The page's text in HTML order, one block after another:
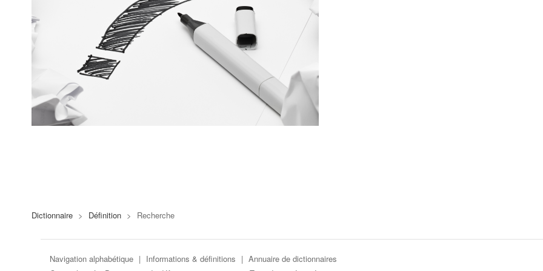
Dictionnaire > Définition > Recherche
Navigation alphabétique | Informations & définitions | Annuaire de dictionnaires